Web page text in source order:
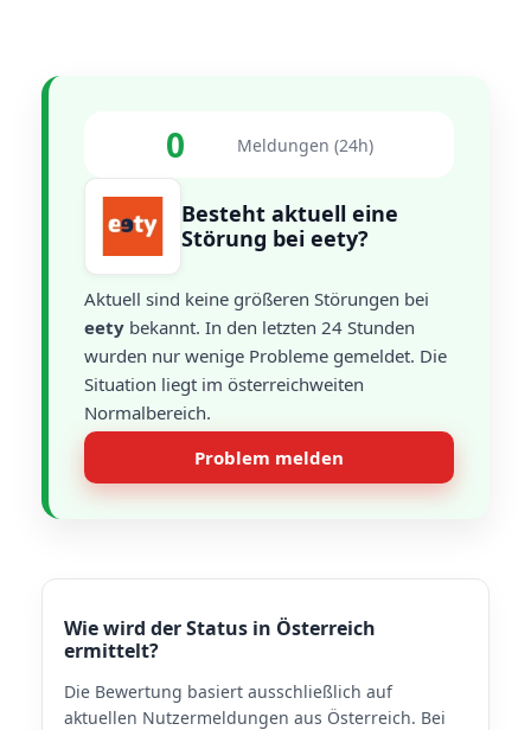
0 Meldungen (24h)
Besteht aktuell eine
Störung bei eety?
Aktuell sind keine größeren Störungen bei
eety bekannt. In den letzten 24 Stunden
wurden nur wenige Probleme gemeldet. Die
Situation liegt im österreichweiten
Normalbereich.
Problem melden
Wie wird der Status in Österreich
ermittelt?
Die Bewertung basiert ausschließlich auf
aktuellen Nutzermeldungen aus Österreich. Bei